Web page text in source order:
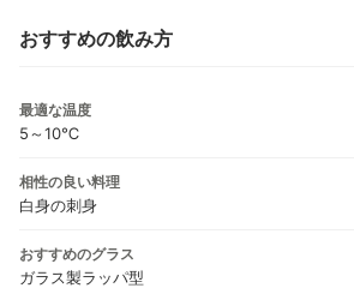
おすすめの飲み方
最適な温度
5～10℃
相性の良い料理
白身の刺身
おすすめのグラス
ガラス製ラッパ型